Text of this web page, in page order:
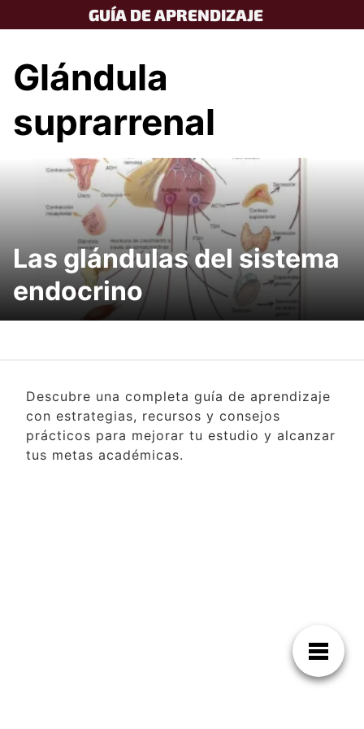
to
GUÍA DE APRENDIZAJE
Glándula
suprarrenal
Las glándulas del sistema
endocrino
Descubre una completa guía de aprendizaje
con estrategias, recursos y consejos
prácticos para mejorar tu estudio y alcanzar
tus metas académicas.